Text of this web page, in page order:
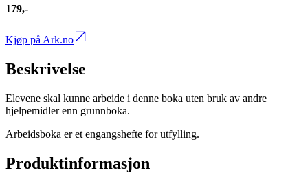
179,-
Kjøp på Ark.no
Beskrivelse
Elevene skal kunne arbeide i denne boka uten bruk av andre
hjelpemidler enn grunnboka.
Arbeidsboka er et engangshefte for utfylling.
Produktinformasjon